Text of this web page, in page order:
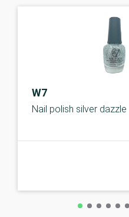
W7
Nail polish silver dazzle